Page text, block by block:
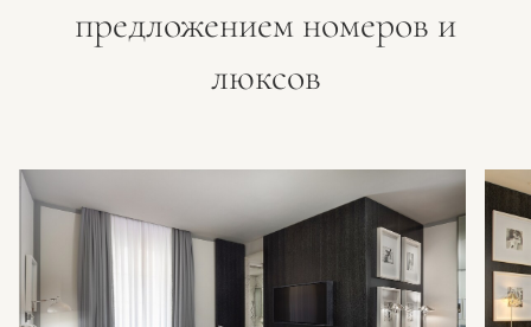
предложением номеров и
люксов